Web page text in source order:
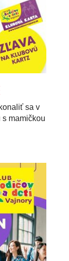
sa v
mamičkou